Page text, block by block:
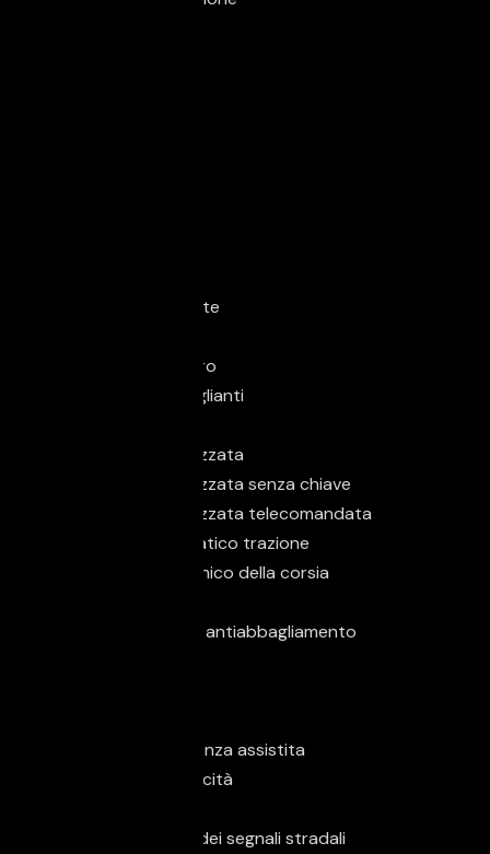
Airbag conducente
Airbag passeggero
Assistente abbaglianti
Chiusura centralizzata
Chiusura centralizzata senza chiave
Chiusura centralizzata telecomandata
Controllo automatico trazione
Controllo elettronico della corsia
Fari di profondità antiabbagliamento
Frenata d'emergenza assistita
Limitatore di velocità
Riconoscimento dei segnali stradali